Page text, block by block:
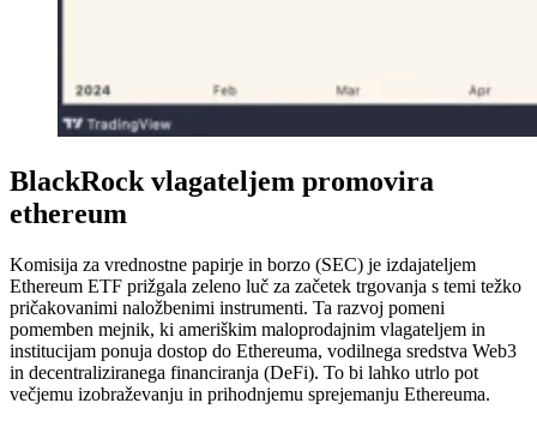
BlackRock vlagateljem promovira
ethereum
Komisija za vrednostne papirje in borzo (SEC) je izdajateljem
Ethereum ETF prižgala zeleno luč za začetek trgovanja s temi težko
pričakovanimi naložbenimi instrumenti. Ta razvoj pomeni
pomemben mejnik, ki ameriškim maloprodajnim vlagateljem in
institucijam ponuja dostop do Ethereuma, vodilnega sredstva Web3
in decentraliziranega financiranja (DeFi). To bi lahko utrlo pot
večjemu izobraževanju in prihodnjemu sprejemanju Ethereuma.